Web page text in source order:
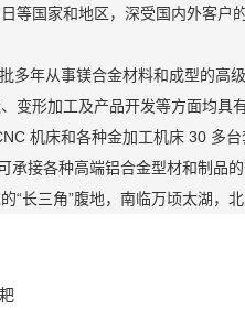
等国家和地区，深受国内外客户的
多年从事镁合金材料和成型的高
变形加工及产品开发等方面均
机床和各种金加工机床 30 多
承接各种高端铝合金型材和制品
“长三角”腹地，南临万顷太湖，